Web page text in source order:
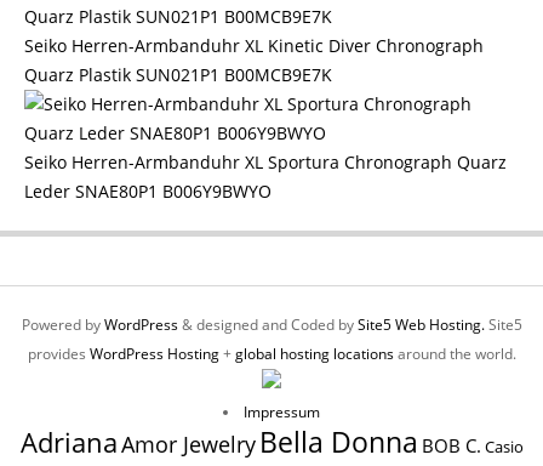
Seiko Herren-Armbanduhr XL Kinetic Diver Chronograph
Quarz Plastik SUN021P1 B00MCB9E7K
Seiko Herren-Armbanduhr XL Sportura Chronograph Quarz
Leder SNAE80P1 B006Y9BWYO
Powered byWordPress& designed and Coded bySite5 Web Hosting.Site5
provides WordPress Hosting+global hosting locationsaround the world.
Impressum
AdrianaAmor Jewelry Bella Donna BOB C. Casio